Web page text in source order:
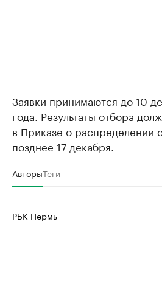
Заявки принимаются до 10
года. Результаты отбора
в Приказе о распределении
позднее 17 декабря.
АвторыТеги
РБК Пермь